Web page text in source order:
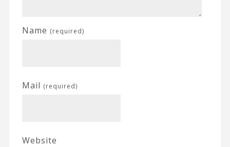
Name (required)
Mail (required)
Website